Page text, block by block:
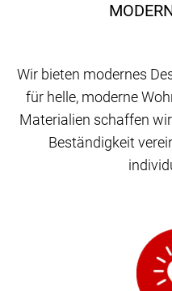
Wir bieten modernes
für helle, moderne
Materialien schaffen
Beständigkeit